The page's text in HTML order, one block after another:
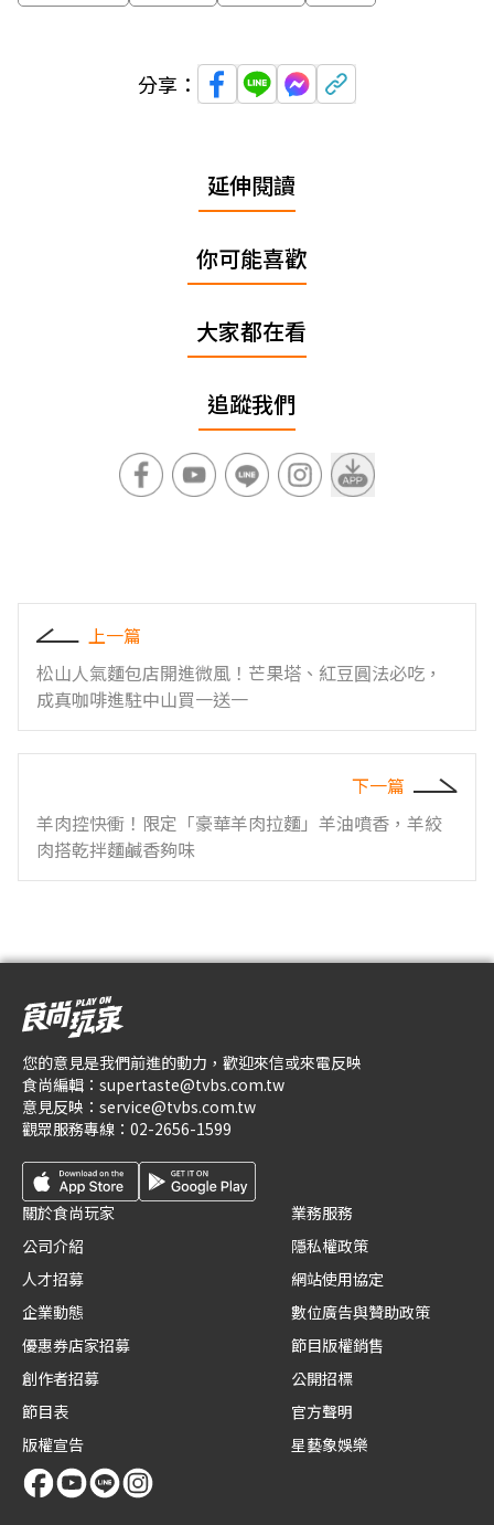
分享：
延伸閱讀
你可能喜歡
大家都在看
追蹤我們
上一篇
松山人氣麵包店開進微風！芒果塔、紅豆圓法必吃，
成真咖啡進駐中山買一送一
下一篇
羊肉控快衝！限定「豪華羊肉拉麵」羊油噴香，羊絞
肉搭乾拌麵鹹香夠味
您的意見是我們前進的動力，歡迎來信或來電反映
食尚編輯： supertaste@tvbs.com.tw
意見反映： service@tvbs.com.tw
觀眾服務專線： 02-2656-1599
關於食尚玩家
公司介紹
人才招募
企業動態
優惠券店家招募
創作者招募
節目表
版權宣告
業務服務
隱私權政策
網站使用協定
數位廣告與贊助政策
節目版權銷售
公開招標
官方聲明
星藝象娛樂